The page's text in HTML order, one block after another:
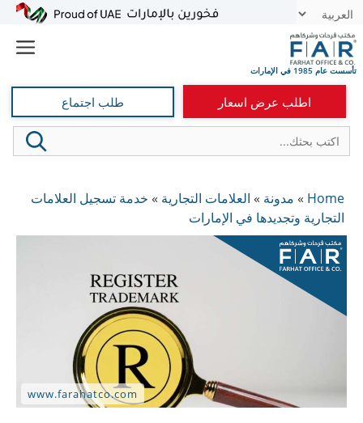
انتقل
المحتوى
اطلب عرض اسعار طلب اجتماع
Home
» مدونة » العلامات التجارية » خدمة تسجيل العلامات
التجارية وتجديدها في الإمارات